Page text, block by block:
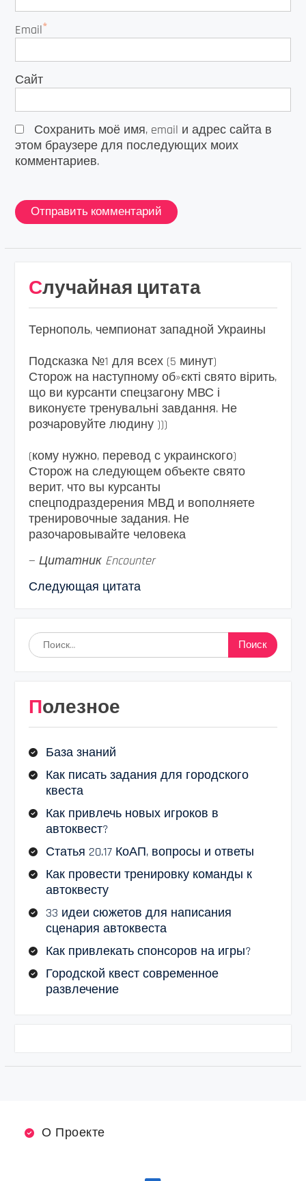
Email*
Сайт
Сохранить моё имя, email и адрес сайта в
этом браузере для последующих моих
комментариев.
Случайная цитата
Тернополь, чемпионат западной Украины
Подсказка №1 для всех (5 минут)
Сторож на наступному об»єкті свято вірить,
що ви курсанти спецзагону МВС і
виконуєте тренувальні завдання. Не
розчаровуйте людину )))
(кому нужно, перевод с украинского)
Сторож на следующем объекте свято
верит, что вы курсанты
спецподраздерения МВД и вополняете
тренировочные задания. Не
разочаровывайте человека
— Цитатник Encounter
Следующая цитата
Найти:
Полезное
База знаний
Как писать задания для городского
квеста
Как привлечь новых игроков в
автоквест?
Статья 20.17 КоАП, вопросы и ответы
Как провести тренировку команды к
автоквесту
33 идеи сюжетов для написания
сценария автоквеста
Как привлекать спонсоров на игры?
Городской квест современное
развлечение
О Проекте